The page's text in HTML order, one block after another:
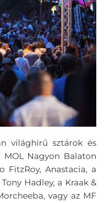
világhírű sztárok és
Nagyon Balaton
FitzRoy, Anastacia, a
Hadley, a Kraak &
vagy az MF